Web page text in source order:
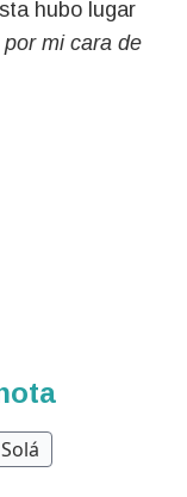
hubo lugar
por mi cara de